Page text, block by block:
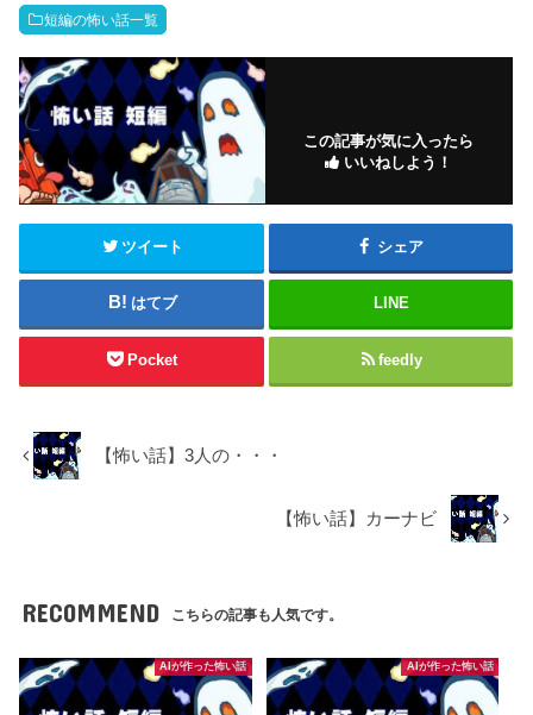
短編の怖い話一覧
この記事が気に入ったら
いいねしよう！
ツイート シェア
はてブ LINE
Pocket feedly
【怖い話】3人の・・・
【怖い話】カーナビ
RECOMMEND こちらの記事も人気です。
AIが作った怖い話 AIが作った怖い話